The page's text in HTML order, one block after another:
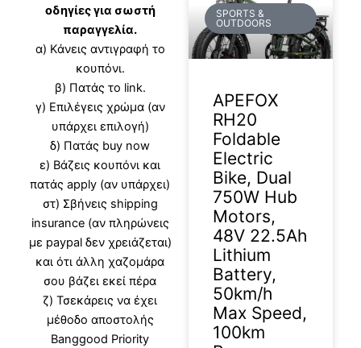
οδηγίες για σωστή
παραγγελία.
α) Κάνεις αντιγραφή το
κουπόνι.
β) Πατάς το link.
γ) Επιλέγεις χρώμα (αν
υπάρχει επιλογή)
δ) Πατάς buy now
ε) Βάζεις κουπόνι και
πατάς apply (αν υπάρχει)
στ) Σβήνεις shipping
insurance (αν πληρώνεις
με paypal δεν χρειάζεται)
και ότι άλλη χαζομάρα
σου βάζει εκεί πέρα
ζ) Τσεκάρεις να έχει
μέθοδο αποστολής
Banggood Priority
SPORTS &
OUTDOORS
APEFOX
RH20
Foldable
Electric
Bike, Dual
750W Hub
Motors,
48V 22.5Ah
Lithium
Battery,
50km/h
Max Speed,
100km